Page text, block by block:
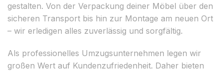
gestalten. Von der Verpackung deiner Möbel über den
sicheren Transport bis hin zur Montage am neuen Ort
– wir erledigen alles zuverlässig und sorgfältig.
Als professionelles Umzugsunternehmen legen wir
großen Wert auf Kundenzufriedenheit. Daher bieten